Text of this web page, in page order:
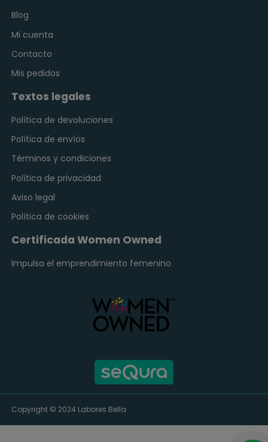
Blog
Mi cuenta
Contacto
Mis pedidos
Textos legales
Política de devoluciones
Política de envíos
Términos y condiciones
Política de privacidad
Aviso legal
Política de cookies
Certificada Women Owned
Impulsa el emprendimiento femenino
Copyright © 2024 Labores Bella